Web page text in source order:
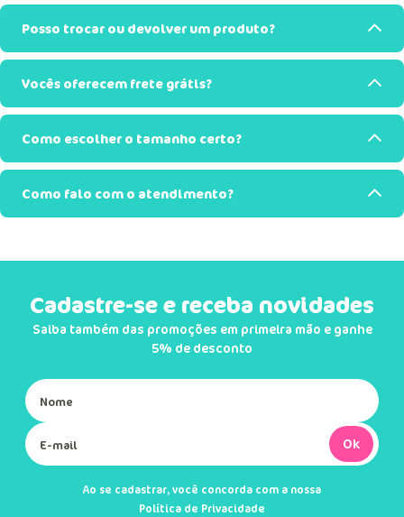
Posso trocar ou devolver um produto?
Vocês oferecem frete grátis?
Como escolher o tamanho certo?
Como falo com o atendimento?
Cadastre-se e receba novidades
Saiba também das promoções em primeira mão e ganhe
5% de desconto
Ok
Ao se cadastrar, você concorda com a nossa
Política de Privacidade